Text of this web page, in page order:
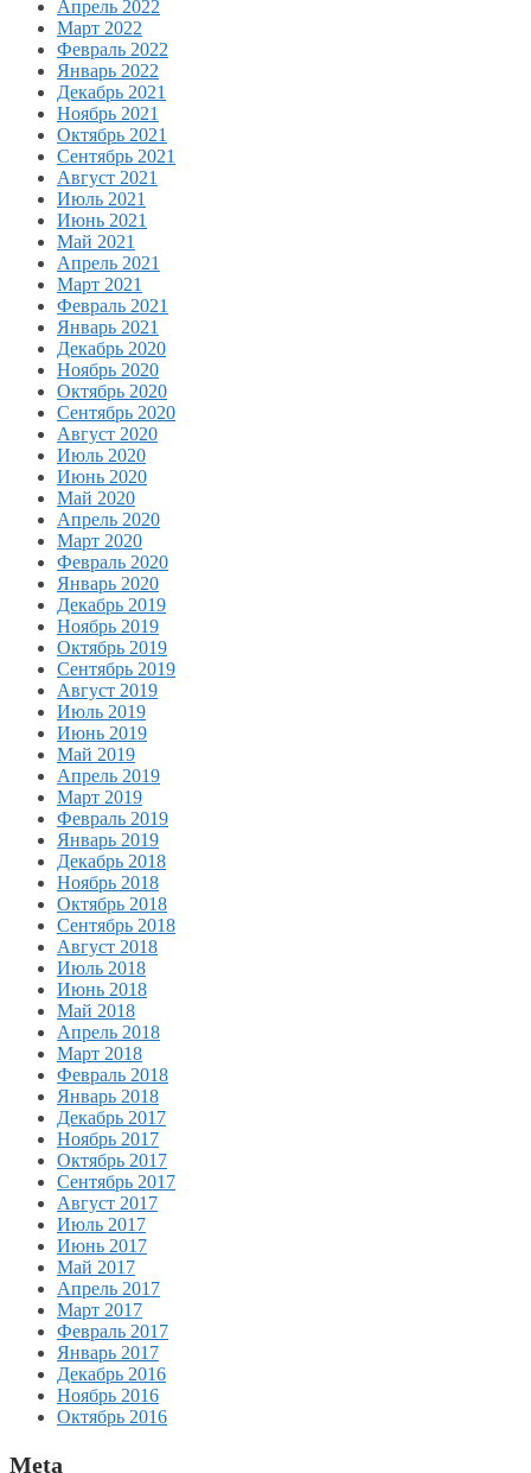
Апрель 2022
Март 2022
Февраль 2022
Январь 2022
Декабрь 2021
Ноябрь 2021
Октябрь 2021
Сентябрь 2021
Август 2021
Июль 2021
Июнь 2021
Май 2021
Апрель 2021
Март 2021
Февраль 2021
Январь 2021
Декабрь 2020
Ноябрь 2020
Октябрь 2020
Сентябрь 2020
Август 2020
Июль 2020
Июнь 2020
Май 2020
Апрель 2020
Март 2020
Февраль 2020
Январь 2020
Декабрь 2019
Ноябрь 2019
Октябрь 2019
Сентябрь 2019
Август 2019
Июль 2019
Июнь 2019
Май 2019
Апрель 2019
Март 2019
Февраль 2019
Январь 2019
Декабрь 2018
Ноябрь 2018
Октябрь 2018
Сентябрь 2018
Август 2018
Июль 2018
Июнь 2018
Май 2018
Апрель 2018
Март 2018
Февраль 2018
Январь 2018
Декабрь 2017
Ноябрь 2017
Октябрь 2017
Сентябрь 2017
Август 2017
Июль 2017
Июнь 2017
Май 2017
Апрель 2017
Март 2017
Февраль 2017
Январь 2017
Декабрь 2016
Ноябрь 2016
Октябрь 2016
Meta